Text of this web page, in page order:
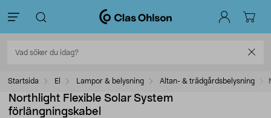
Startsida El Lampor & belysning Altan- & trädgårdsbelysning
Northlight Flexible Solar System
förlängningskabel